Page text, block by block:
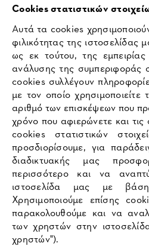
Cookies στατιστικών
Αυτά τα cookies
φιλικότητας της ιστοσελίδας
ως εκ τούτου, της
ανάλυσης της συμπεριφοράς
cookies συλλέγουν
με τον οποίο
αριθμό των επισκέψεων που
χρόνο που αφιερώνετε και
cookies στατιστικών
προσδιορίσουμε, για
διαδικτυακής μας
περισσότερο και να
ιστοσελίδα μας με
Χρησιμοποιούμε επίσης
παρακολουθούμε και να
των χρηστών στην
χρηστών").